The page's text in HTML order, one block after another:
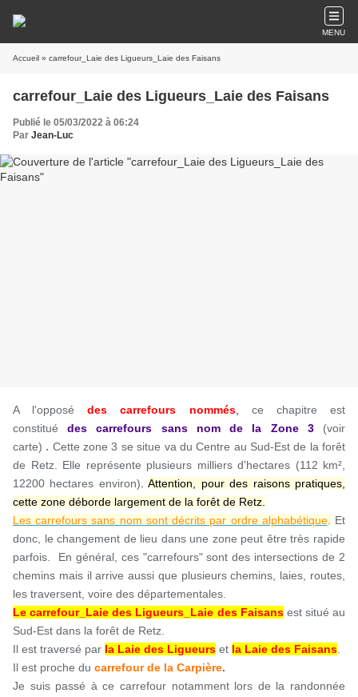
MENU
Accueil » carrefour_Laie des Ligueurs_Laie des Faisans
carrefour_Laie des Ligueurs_Laie des Faisans
Publié le 05/03/2022 à 06:24
Par Jean-Luc
A l'opposédes carrefours nommés,
ce chapitre est
constitué
des carrefours sans nom de la Zone 3
(voir
carte) . Cette zone 3 se situe va du Centre au Sud-Est de la forêt
de Retz. Elle représente plusieurs milliers d'hectares (112 km²,
12200 hectares environ) .Attention, pour des raisons pratiques,
cette zone déborde largement de la forêt de Retz.
Les carrefours sans nom sont décrits par ordre alphabétique.
Et
donc, le changement de lieu dans une zone peut être très rapide
parfois. En général, ces "carrefours" sont des intersections de 2
chemins mais il arrive aussi que plusieurs chemins, laies, routes,
les traversent, voire des départementales.
Le carrefour_Laie des Ligueurs_Laie des Faisansest situé au
Sud-Est dans la forêt de Retz.
Il est traversé par la Laie des Ligueurs et la Laie des Faisans
Il est proche du carrefour de la Carpière.
Je suis passé à ce carrefour notamment lors de la randonnée